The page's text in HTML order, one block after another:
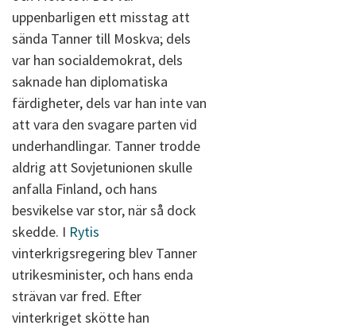
uppenbarligen ett misstag att
sända Tanner till Moskva; dels
var han socialdemokrat, dels
saknade han diplomatiska
färdigheter, dels var han inte van
att vara den svagare parten vid
underhandlingar. Tanner trodde
aldrig att Sovjetunionen skulle
anfalla Finland, och hans
besvikelse var stor, när så dock
skedde. I Rytis
vinterkrigsregering blev Tanner
utrikesminister, och hans enda
strävan var fred. Efter
vinterkriget skötte han